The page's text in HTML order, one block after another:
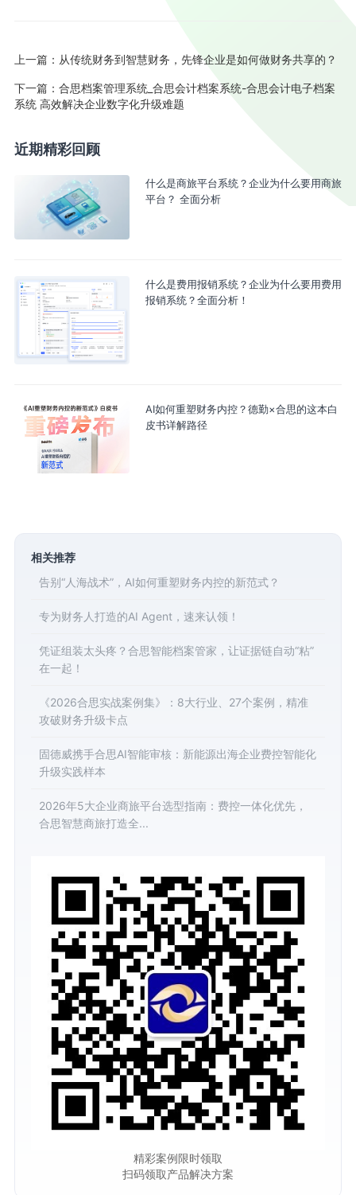
上一篇： 从传统财务到智慧财务，先锋企业是如何做财务共享的？
下一篇： 合思档案管理系统_合思会计档案系统-合思会计电子档案
系统 高效解决企业数字化升级难题
近期精彩回顾
什么是商旅平台系统？企业为什么要用商旅
平台？ 全面分析
什么是费用报销系统？企业为什么要用费用
报销系统？全面分析！
AI如何重塑财务内控？德勤×合思的这本白
皮书详解路径
相关推荐
告别“人海战术”，AI如何重塑财务内控的新范式？
专为财务人打造的AI Agent，速来认领！
凭证组装太头疼？合思智能档案管家，让证据链自动“粘”
在一起！
《2026合思实战案例集》：8大行业、27个案例，精准
攻破财务升级卡点
固德威携手合思AI智能审核：新能源出海企业费控智能化
升级实践样本
2026年5大企业商旅平台选型指南：费控一体化优先，
合思智慧商旅打造全...
精彩案例限时领取
扫码领取产品解决方案